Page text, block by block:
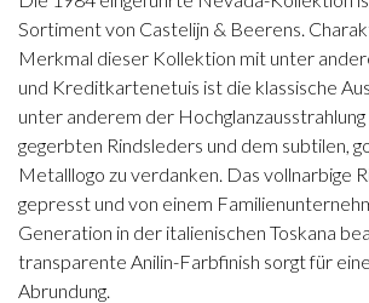
Sortiment von Castelijn & Beerens.
Merkmal dieser Kollektion mit unter
und Kreditkartenetuis ist die klassische
unter anderem der
gegerbten Rindsleders und dem subtilen,
Metalllogo zu verdanken. Das vollnarbige
gepresst und von einem
Generation in der italienischen Toskana
transparente Anilin-Farbfinish sorgt für
Abrundung.